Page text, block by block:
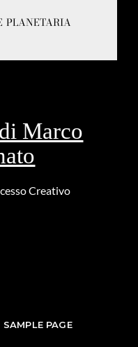
PLANETARIA
Marco
Creativo
SAMPLE PAGE